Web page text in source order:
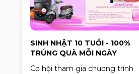
SINH NHẬT 10 TUỔI - 100%
TRÚNG QUÀ MỖI NGÀY
Cơ hội tham gia chương trình